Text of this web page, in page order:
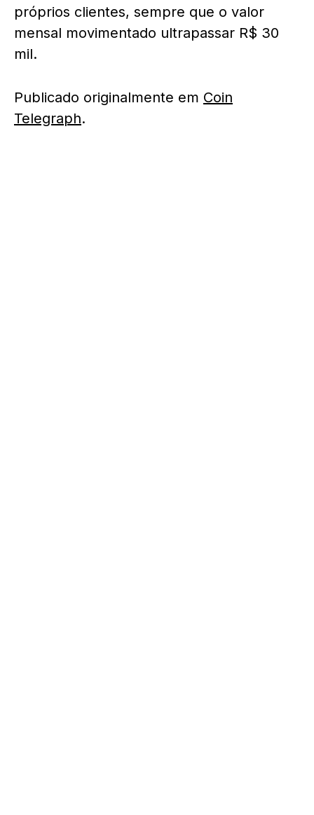
próprios clientes, sempre que o valor
mensal movimentado ultrapassar R$ 30
mil.
Publicado originalmente em Coin
Telegraph.